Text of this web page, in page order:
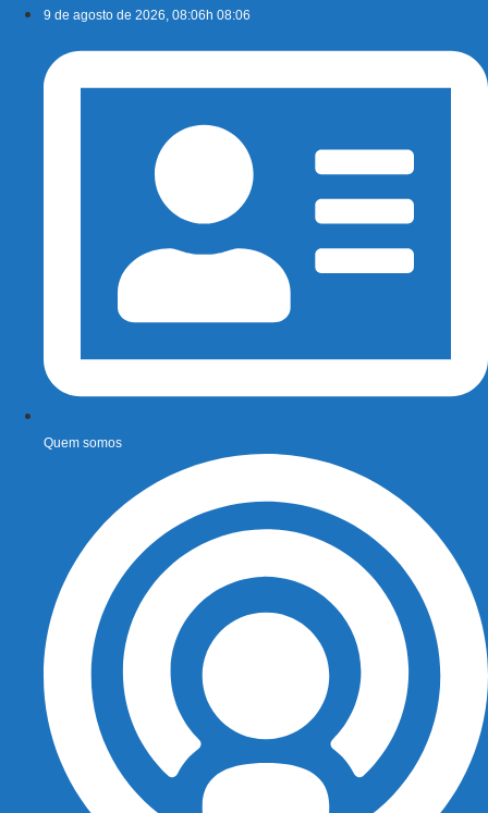
conteúdo
9 de agosto de 2026, 08:06h 08:06
Quem somos